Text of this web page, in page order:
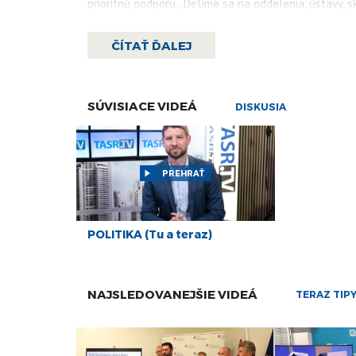
prioritnú podporu. „Delíme sa na oddelenia, ústavy,
Viac čítajtetu.
ČÍTAŤ ĎALEJ
SÚVISIACE VIDEÁ DISKUSIA
PREHRAŤ
POLITIKA (Tu a teraz)
NAJSLEDOVANEJŠIE VIDEÁ TERAZ TIPY